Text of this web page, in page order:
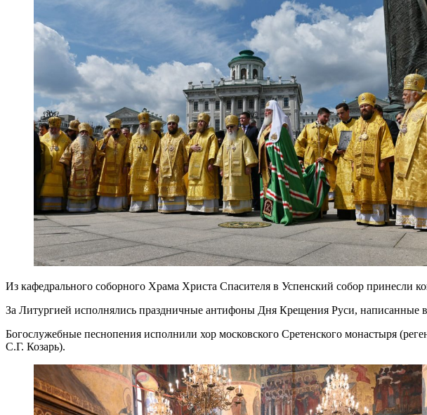
Из кафедрального соборного Храма Христа Спасителя в Успенский собор принесли
За Литургией исполнялись праздничные антифоны Дня Крещения Руси, написанные
Богослужебные песнопения исполнили хор московского Сретенского монастыря
С.Г. Козарь).